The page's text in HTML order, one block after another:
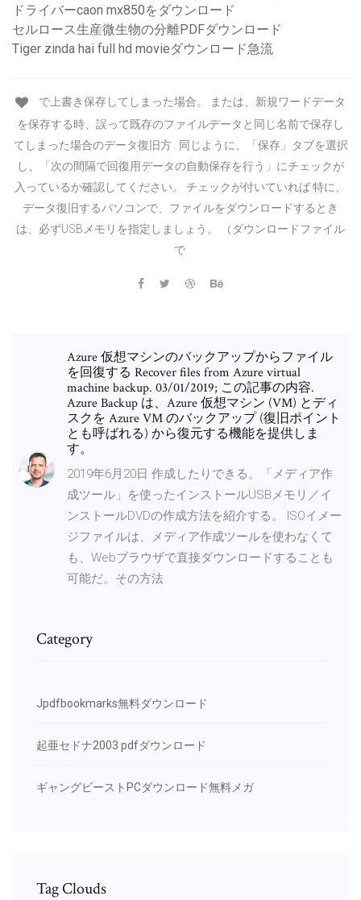
ドライバーcaon mx850をダウンロード
セルロース生産微生物の分離PDFダウンロード
Tiger zinda hai full hd movieダウンロード急流
で上書き保存してしまった場合。 または、新規ワードデータ
を保存する時、誤って既存のファイルデータと同じ名前で保存し
てしまった場合のデータ復旧方 . 同じように、「保存」タブを選択
し、「次の間隔で回復用データの自動保存を行う」にチェックが
入っているか確認してください。 チェックが付いていれば 特に、
データ復旧するパソコンで、ファイルをダウンロードするとき
は、必ずUSBメモリを指定しましょう。 （ダウンロードファイル
で
Azure 仮想マシンのバックアップからファイル
を回復する Recover files from Azure virtual
machine backup. 03/01/2019; この記事の内容.
Azure Backup は、Azure 仮想マシン (VM) とディ
スクを Azure VM のバックアップ (復旧ポイント
とも呼ばれる) から復元する機能を提供しま
す。
2019年6月20日 作成したりできる。「メディア作
成ツール」を使ったインストールUSBメモリ／イ
ンストールDVDの作成方法を紹介する。 ISOイメー
ジファイルは、メディア作成ツールを使わなくて
も、Webブラウザで直接ダウンロードすることも
可能だ。その方法
Category
Jpdfbookmarks無料ダウンロード
起亜セドナ2003 pdfダウンロード
ギャングビーストPCダウンロード無料メガ
Tag Clouds